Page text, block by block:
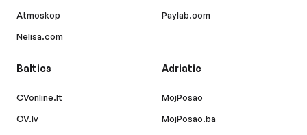
Atmoskop
Nelisa.com
Paylab.com
Baltics
CVonline.lt
CV.lv
Adriatic
MojPosao
MojPosao.ba